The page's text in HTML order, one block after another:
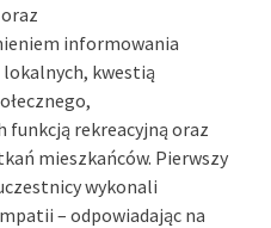
informowania
kwestią
funkcją rekreacyjną oraz
mieszkańców. Pierwszy
wykonali
– odpowiadając na